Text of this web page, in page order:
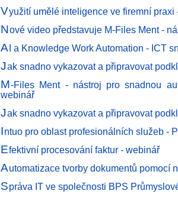
Využití umělé inteligence ve firemní praxi
Nové video představuje M-Files Ment -
A I a Knowledge Work Automation - ICT
Jak snadno vykazovat a připravovat
M-Files Ment - nástroj pro snadnou
webinář
Jak snadno vykazovat a připravovat
Intuo pro oblast profesionálních služeb -
Efektivní procesování faktur - webinář
Automatizace tvorby dokumentů pomocí
Správa IT ve společnosti BPS